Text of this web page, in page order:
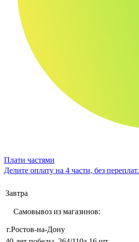
Плати частями
Делите оплату на 4 части, без переплат.
Завтра
Самовывоз из магазинов:
г.Ростов-на-Дону